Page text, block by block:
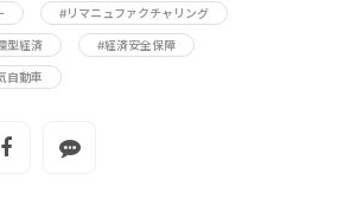
#リマニュファクチャリング
型経済 #経済安全保障
自動車